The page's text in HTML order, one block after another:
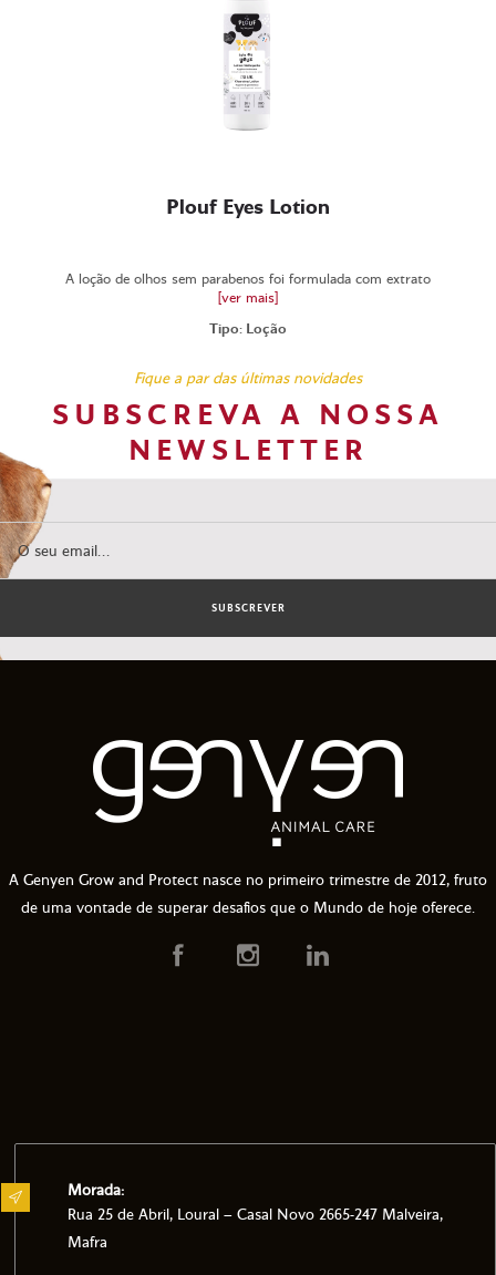
Plouf Eyes Lotion
A loção de olhos sem parabenos foi formulada com extrato
[ver mais]
Tipo: Loção
Fique a par das últimas novidades
SUBSCREVA A NOSSA
NEWSLETTER
SUBSCREVER
A Genyen Grow and Protect nasce no primeiro trimestre de 2012, fruto
de uma vontade de superar desafios que o Mundo de hoje oferece.
Morada:
Rua 25 de Abril, Loural – Casal Novo 2665-247 Malveira,
Mafra